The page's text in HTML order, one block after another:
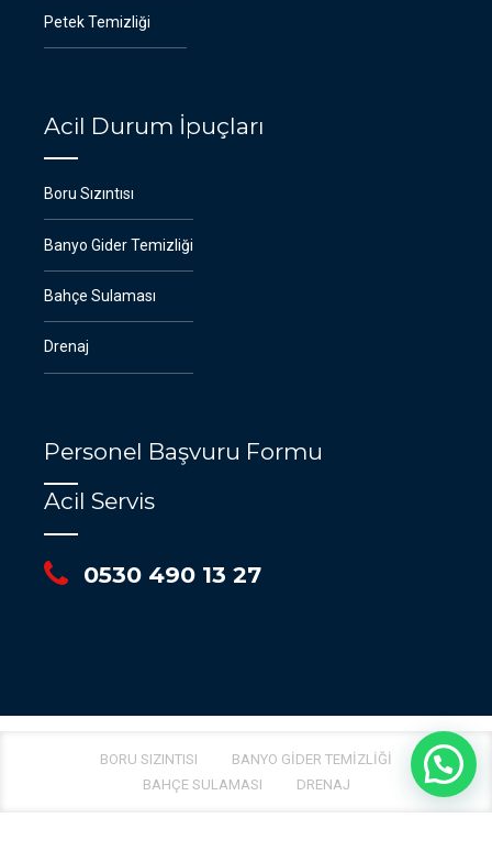
Petek Temizliği
Acil Durum İpuçları
Boru Sızıntısı
Banyo Gider Temizliği
Bahçe Sulaması
Drenaj
Personel Başvuru Formu
Acil Servis
0530 490 13 27
BORU SIZINTISI
BANYO GIDER TEMIZLIĞI
BAHÇE SULAMASI
DRENAJ